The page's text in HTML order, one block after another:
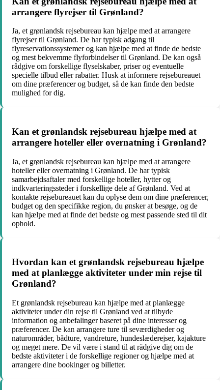
arrangere flyrejser til Grønland?
Ja, et grønlandsk rejsebureau kan hjælpe med at arrangere
flyrejser til Grønland. De har typisk adgang til
flyreservationssystemer og kan hjælpe med at finde de bedste
og mest bekvemme flyforbindelser til Grønland. De kan også
rådgive om forskellige flyselskaber, priser og eventuelle
specielle tilbud eller rabatter. Husk at informere rejsebureauet
om dine præferencer og budget, så de kan finde den bedste
mulighed for dig.
Kan et grønlandsk rejsebureau hjælpe med at
arrangere hoteller eller overnatning i Grønland?
Ja, et grønlandsk rejsebureau kan hjælpe med at arrangere
hoteller eller overnatning i Grønland. De har typisk
samarbejdsaftaler med forskellige hoteller, hytter og
indkvarteringssteder i forskellige dele af Grønland. Ved at
kontakte rejsebureauet kan du oplyse dem om dine præferencer,
budget og den specifikke region, du ønsker at besøge, og de
kan hjælpe med at finde det bedste og mest passende sted til dit
ophold.
Hvordan kan et grønlandsk rejsebureau hjælpe
med at planlægge aktiviteter under min rejse til
Grønland?
Et grønlandsk rejsebureau kan hjælpe med at planlægge
aktiviteter under din rejse til Grønland ved at tilbyde
information og anbefalinger baseret på dine interesser og
præferencer. De kan arrangere ture til seværdigheder og
naturområder, bådture, vandreture, hundeslæderejser, kajakture
og meget mere. De vil være i stand til at rådgive dig om de
bedste aktiviteter i de forskellige regioner og hjælpe med at
arrangere dine bookinger og billetter.